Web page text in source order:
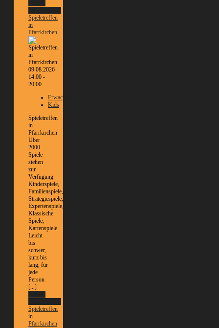
Spieletreffen
in
Pfarrkirchen
09.08.2026
14:00 -
20:00
Erwachsene
Kids
Spieletreffen
in
Pfarrkirchen
Über
2000
Spiele
stehen
zur
Verfügung
Kinderspiele,
Familienspiele,
Strategiespiele,
Expertenspiele,
Klassische
Spiele,
Kartenspiele
Leicht
bis
schwer,
kurz bis
lang, für
jede
Person
[...]
Spieletreffen
in
Pfarrkirchen